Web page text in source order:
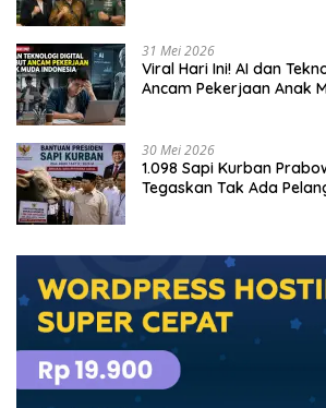
31 Mei 2026
Viral Hari Ini! AI dan
Ancam Pekerjaan Anak
30 Mei 2026
1.098 Sapi Kurban
Tegaskan Tak Ada